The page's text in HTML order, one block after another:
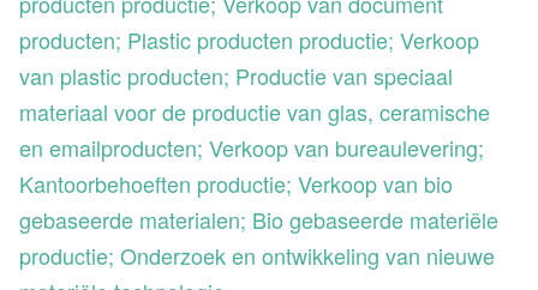
producten; Plastic producten productie; Verkoop
van plastic producten; Productie van speciaal
materiaal voor de productie van glas, ceramische
en emailproducten; Verkoop van bureaulevering;
Kantoorbehoeften productie; Verkoop van bio
gebaseerde materialen; Bio gebaseerde materiële
productie; Onderzoek en ontwikkeling van nieuwe